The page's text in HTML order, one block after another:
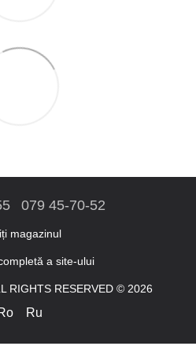
079 45-70-52
magazinul
a site-ului
RIGHTS RESERVED © 2026
Ru